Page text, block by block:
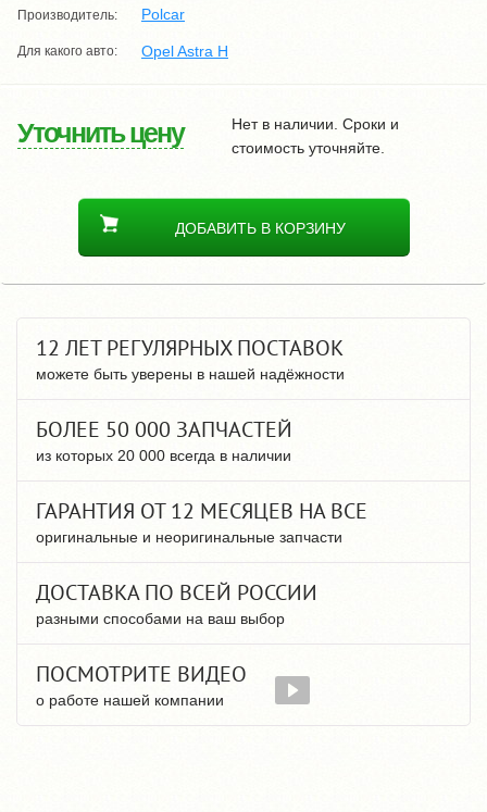
Производитель: Polcar
Для какого авто: Opel Astra H
Уточнить цену
Нет в наличии. Сроки и
стоимость уточняйте.
ДОБАВИТЬ В КОРЗИНУ
12 ЛЕТ РЕГУЛЯРНЫХ ПОСТАВОК
можете быть уверены в нашей надёжности
БОЛЕЕ 50 000 ЗАПЧАСТЕЙ
из которых 20 000 всегда в наличии
ГАРАНТИЯ ОТ 12 МЕСЯЦЕВ НА ВСЕ
оригинальные и неоригинальные запчасти
ДОСТАВКА ПО ВСЕЙ РОССИИ
разными способами на ваш выбор
ПОСМОТРИТЕ ВИДЕО
о работе нашей компании